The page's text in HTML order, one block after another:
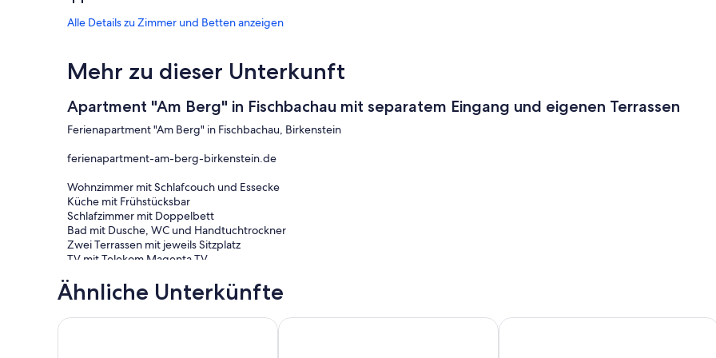
Alle Details zu Zimmer und Betten anzeigen
Mehr zu dieser Unterkunft
Apartment "Am Berg" in Fischbachau mit separatem Eingang und eigenen Terrassen
Ferienapartment "Am Berg" in Fischbachau, Birkenstein
ferienapartment-am-berg-birkenstein.de
Wohnzimmer mit Schlafcouch und Essecke
Küche mit Frühstücksbar
Schlafzimmer mit Doppelbett
Bad mit Dusche, WC und Handtuchtrockner
Zwei Terrassen mit jeweils Sitzplatz
TV mit Telekom Magenta TV
Backofen, Kochfeld, Kühlschrank, Geschirrspülmaschine, Senseo Kaffeemaschine, Geschirr und Töpfe
Bettwäsche und Handtücher
Separater Eingang
Ähnliche Unterkünfte
"Wohnung am Bach" - very quiet area with its own terrace and garage
Gemütliches Appartment mit Garten in sehr ruhiger Lage
Moderne Ferienwohnung mit